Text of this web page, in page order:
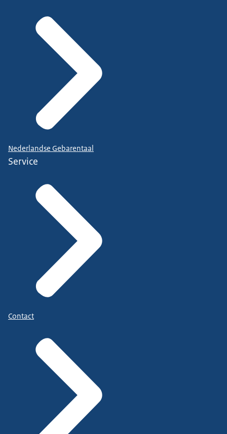
Nederlandse Gebarentaal
Service
Contact